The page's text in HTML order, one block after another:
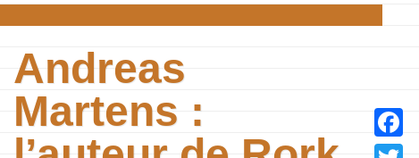
Andreas
Martens :